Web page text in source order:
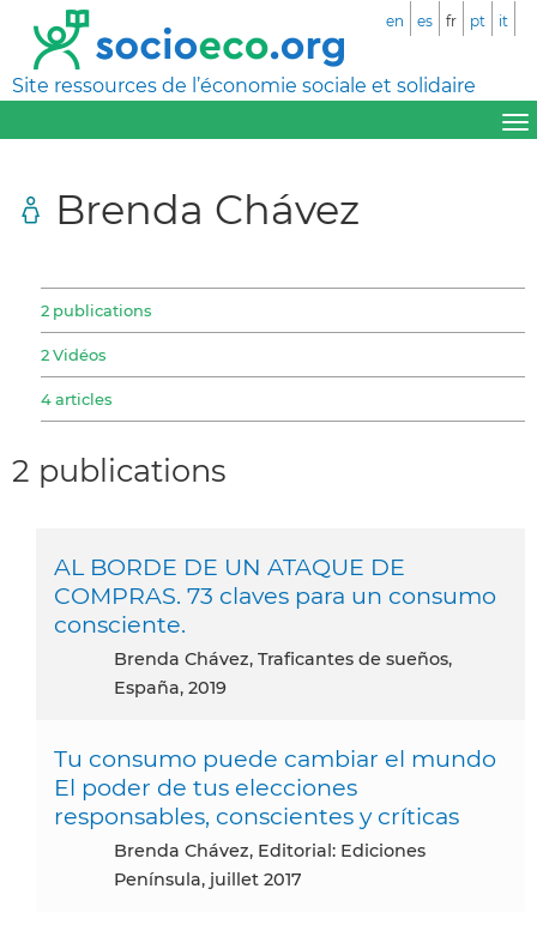
Site ressources de l’économie sociale et solidaire
en es fr pt it
Brenda Chávez
2 publications
2 Vidéos
4 articles
2 publications
AL BORDE DE UN ATAQUE DE
COMPRAS. 73 claves para un consumo
consciente.
Brenda Chávez, Traficantes de sueños,
España, 2019
Tu consumo puede cambiar el mundo
El poder de tus elecciones
responsables, conscientes y críticas
Brenda Chávez, Editorial: Ediciones
Península, juillet 2017